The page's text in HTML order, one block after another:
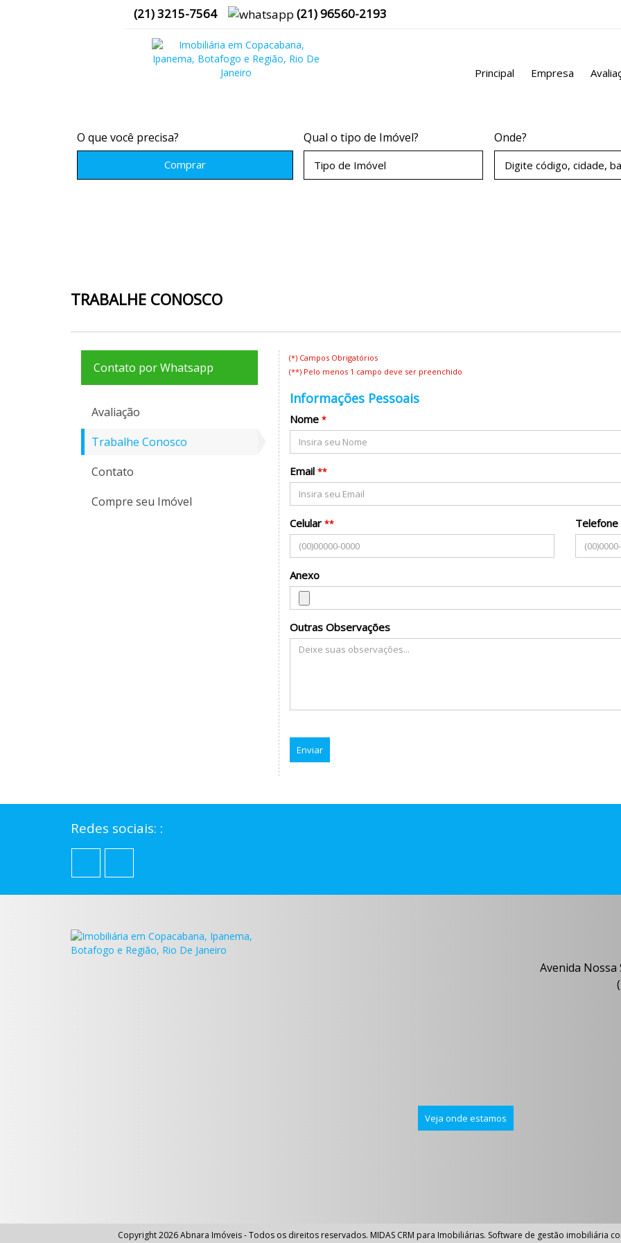
(21)3215-7564 (21)96560-2193
Principal Empresa
O que você precisa?
Comprar
Qual o tipo de Imóvel? Onde?
TRABALHE CONOSCO
Contato por Whatsapp
Avaliação
Trabalhe Conosco
Contato
Compre seu Imóvel
(*) Campos Obrigatórios
(**) Pelo menos 1 campo deve ser preenchido
Informações Pessoais
Nome *
Email **
Celular ** Telefone
Anexo
Outras Observações
Enviar
Redes sociais: :
Avenida Nossa
(
Veja onde estamos
Copyright 2026Abnara Imóveis- Todos os direitos reservados. MIDAS CRM para Imobiliárias. Software de gestão imobiliária